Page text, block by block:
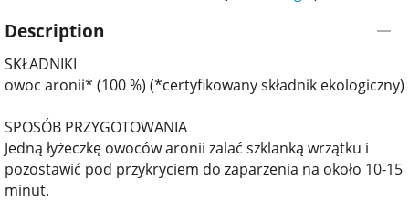
Description
SKŁADNIKI
owoc aronii* (100 %) (*certyfikowany składnik ekologiczny)
SPOSÓB PRZYGOTOWANIA
Jedną łyżeczkę owoców aronii zalać szklanką wrzątku i
pozostawić pod przykryciem do zaparzenia na około 10-15
minut.